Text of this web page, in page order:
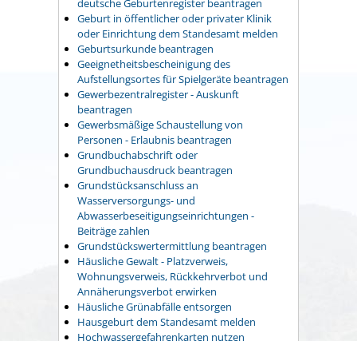
deutsche Geburtenregister beantragen
Geburt in öffentlicher oder privater Klinik
oder Einrichtung dem Standesamt melden
Geburtsurkunde beantragen
Geeignetheitsbescheinigung des
Aufstellungsortes für Spielgeräte beantragen
Gewerbezentralregister - Auskunft
beantragen
Gewerbsmäßige Schaustellung von
Personen - Erlaubnis beantragen
Grundbuchabschrift oder
Grundbuchausdruck beantragen
Grundstücksanschluss an
Wasserversorgungs- und
Abwasserbeseitigungseinrichtungen -
Beiträge zahlen
Grundstückswertermittlung beantragen
Häusliche Gewalt - Platzverweis,
Wohnungsverweis, Rückkehrverbot und
Annäherungsverbot erwirken
Häusliche Grünabfälle entsorgen
Hausgeburt dem Standesamt melden
Hochwassergefahrenkarten nutzen